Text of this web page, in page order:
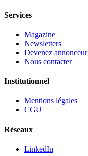
Services
Magazine
Newsletters
Devenez annonceur
Nous contacter
Institutionnel
Mentions légales
CGU
Réseaux
LinkedIn